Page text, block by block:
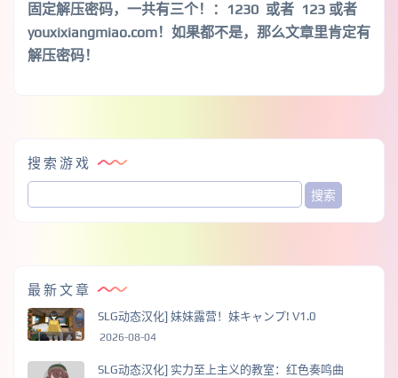
固定解压密码，一共有三个！
：1230 或者 123 或者
youxixiangmiao.com！如果都不是，那么文章里肯定有
解压密码！
搜索游戏
最新文章
SLG动态汉化] 妹妹露营！妹キャンプ! V1.0
2026-08-04
SLG动态汉化] 实力至上主义的教室：红色奏鸣曲